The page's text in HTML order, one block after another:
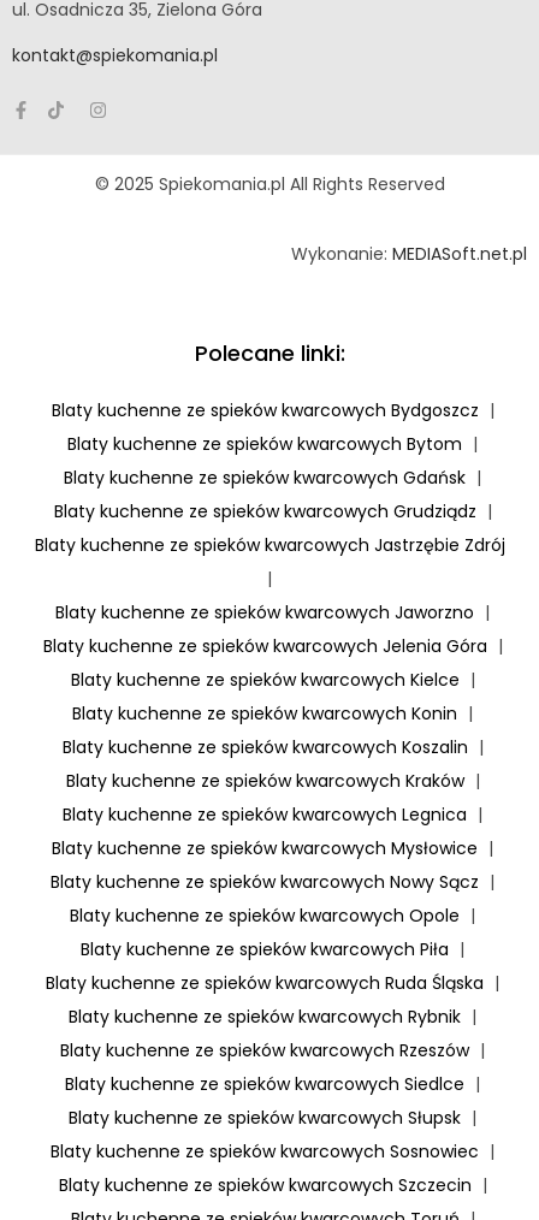
ul. Osadnicza 35, Zielona Góra
kontakt@spiekomania.pl
© 2025 Spiekomania.pl All Rights Reserved
Wykonanie: MEDIASoft.net.pl
Polecane linki:
Blaty kuchenne ze spieków kwarcowych Bydgoszcz |
Blaty kuchenne ze spieków kwarcowych Bytom |
Blaty kuchenne ze spieków kwarcowych Gdańsk |
Blaty kuchenne ze spieków kwarcowych Grudziądz |
Blaty kuchenne ze spieków kwarcowych Jastrzębie Zdrój
|
Blaty kuchenne ze spieków kwarcowych Jaworzno |
Blaty kuchenne ze spieków kwarcowych Jelenia Góra |
Blaty kuchenne ze spieków kwarcowych Kielce |
Blaty kuchenne ze spieków kwarcowych Konin |
Blaty kuchenne ze spieków kwarcowych Koszalin |
Blaty kuchenne ze spieków kwarcowych Kraków |
Blaty kuchenne ze spieków kwarcowych Legnica |
Blaty kuchenne ze spieków kwarcowych Mysłowice |
Blaty kuchenne ze spieków kwarcowych Nowy Sącz |
Blaty kuchenne ze spieków kwarcowych Opole |
Blaty kuchenne ze spieków kwarcowych Piła |
Blaty kuchenne ze spieków kwarcowych Ruda Śląska |
Blaty kuchenne ze spieków kwarcowych Rybnik |
Blaty kuchenne ze spieków kwarcowych Rzeszów |
Blaty kuchenne ze spieków kwarcowych Siedlce |
Blaty kuchenne ze spieków kwarcowych Słupsk |
Blaty kuchenne ze spieków kwarcowych Sosnowiec |
Blaty kuchenne ze spieków kwarcowych Szczecin |